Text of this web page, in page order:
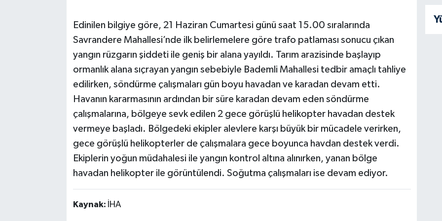
Edinilen bilgiye göre, 21 Haziran Cumartesi günü saat 15.00 sıralarında
Savrandere Mahallesi’nde ilk belirlemelere göre trafo patlaması sonucu çıkan
yangın rüzgarın şiddeti ile geniş bir alana yayıldı. Tarım arazisinde başlayıp
ormanlık alana sıçrayan yangın sebebiyle Bademli Mahallesi tedbir amaçlı tahliye
edilirken, söndürme çalışmaları gün boyu havadan ve karadan devam etti.
Havanın kararmasının ardından bir süre karadan devam eden söndürme
çalışmalarına, bölgeye sevk edilen 2 gece görüşlü helikopter havadan destek
vermeye başladı. Bölgedeki ekipler alevlere karşı büyük bir mücadele verirken,
gece görüşlü helikopterler de çalışmalara gece boyunca havdan destek verdi.
Ekiplerin yoğun müdahalesi ile yangın kontrol altına alınırken, yanan bölge
havadan helikopter ile görüntülendi. Soğutma çalışmaları ise devam ediyor.
Kaynak: İHA